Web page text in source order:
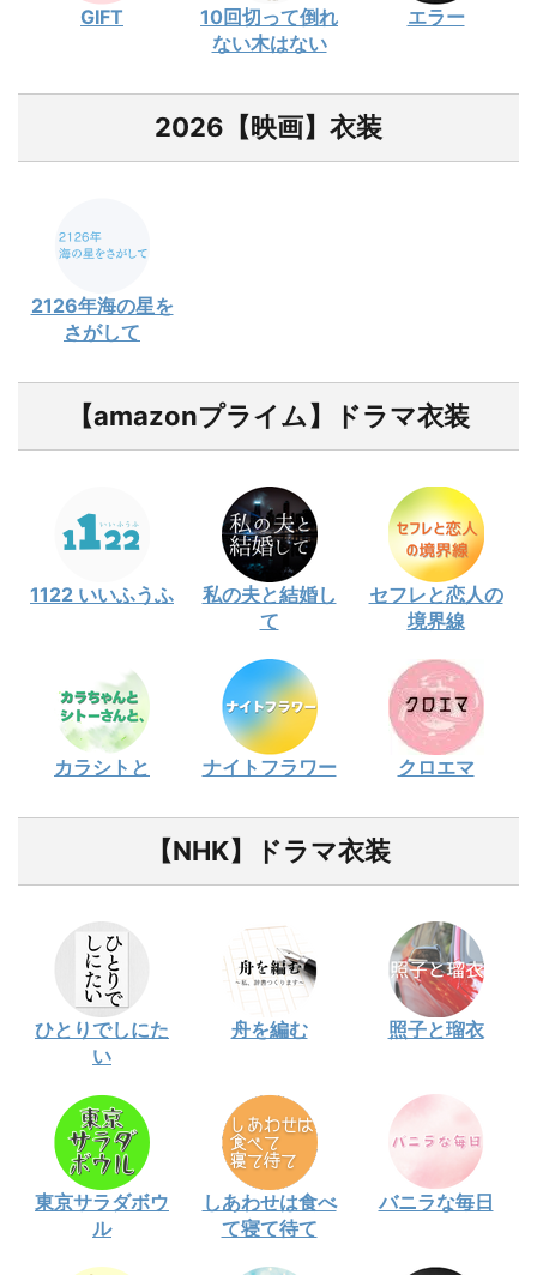
GIFT
10回切って倒れ
ない木はない
エラー
2026【映画】衣装
2126年海の星を
さがして
【amazonプライム】ドラマ衣装
1122 いいふうふ
私の夫と結婚し
て
セフレと恋人の
境界線
カラシトと ナイトフラワー クロエマ
【NHK】ドラマ衣装
ひとりでしにた
い
舟を編む 照子と瑠衣
東京サラダボウ
ル
しあわせは食べ
て寝て待て
バニラな毎日